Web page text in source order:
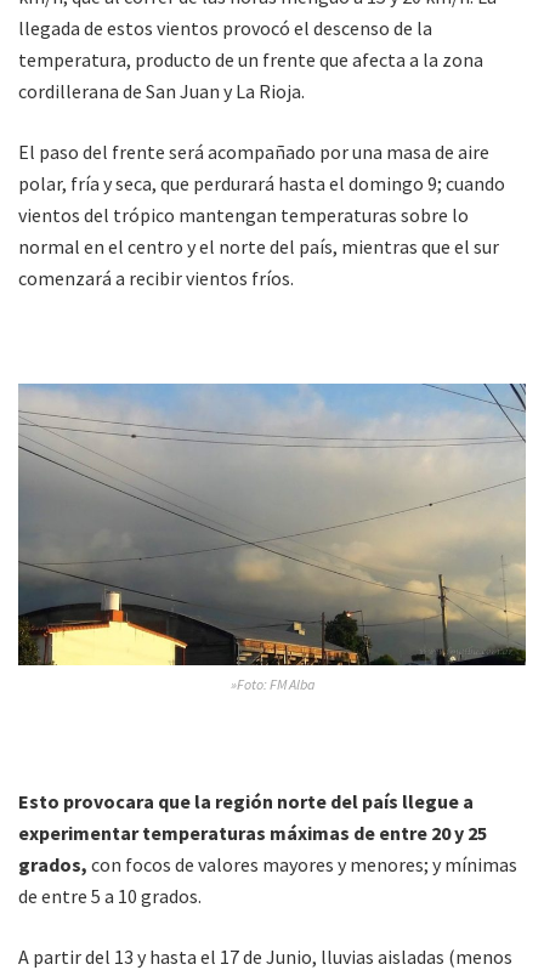
llegada de estos vientos provocó el descenso de la
temperatura, producto de un frente que afecta a la zona
cordillerana de San Juan y La Rioja.
El paso del frente será acompañado por una masa de aire
polar, fría y seca, que perdurará hasta el domingo 9; cuando
vientos del trópico mantengan temperaturas sobre lo
normal en el centro y el norte del país, mientras que el sur
comenzará a recibir vientos fríos.
»Foto: FM Alba
Esto provocara que la región norte del país llegue a
experimentar temperaturas máximas de entre 20 y 25
grados, con focos de valores mayores y menores; y mínimas
de entre 5 a 10 grados.
A partir del 13 y hasta el 17 de Junio, lluvias aisladas (menos